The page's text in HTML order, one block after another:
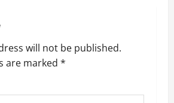
will not be published.
are marked *